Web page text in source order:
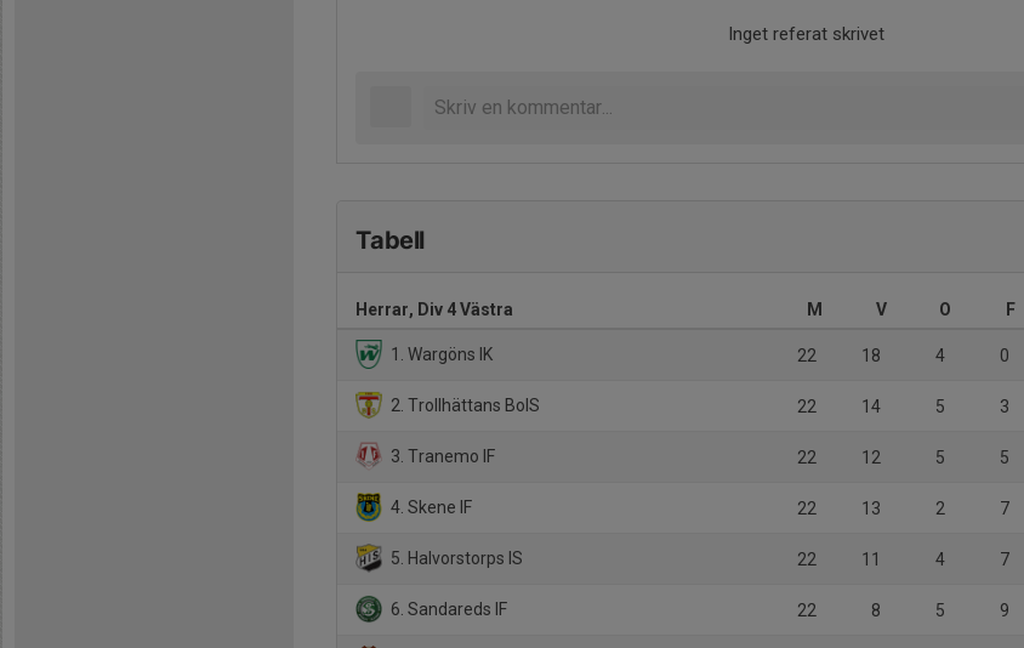
Inget referat skrivet
Tabell
Herrar, Div 4 Västra M V O F
1. Wargöns IK 22 18 4 0
2. Trollhättans BoIS 22 14 5 3
3. Tranemo IF 22 12 5 5
4. Skene IF 22 13 2 7
5. Halvorstorps IS 22 11 4 7
6. Sandareds IF 22 8 5 9